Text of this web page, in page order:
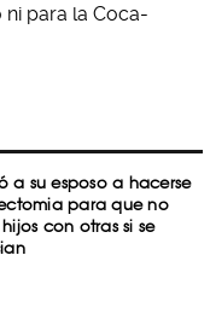
para la Coca-
a su esposo a hacerse
para que no
con otras si se